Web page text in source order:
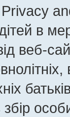
в
веб-